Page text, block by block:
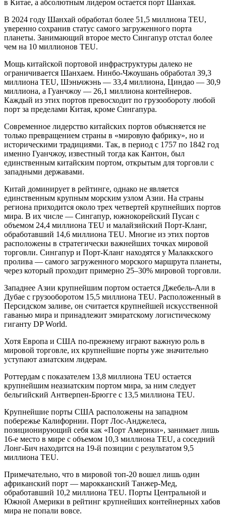
в Китае, а абсолютным лидером остается порт Шанхая.
В 2024 году Шанхай обработал более 51,5 миллиона TEU,
уверенно сохранив статус самого загруженного порта
планеты. Занимающий второе место Сингапур отстал более
чем на 10 миллионов TEU.
Мощь китайской портовой инфраструктуры далеко не
ограничивается Шанхаем. Нинбо-Чжоушань обработал 39,3
миллиона TEU, Шэньчжэнь — 33,4 миллиона, Циндао — 30,9
миллиона, а Гуанчжоу — 26,1 миллиона контейнеров.
Каждый из этих портов превосходит по грузообороту любой
порт за пределами Китая, кроме Сингапура.
Современное лидерство китайских портов объясняется не
только превращением страны в «мировую фабрику», но и
историческими традициями. Так, в период с 1757 по 1842 год
именно Гуанчжоу, известный тогда как Кантон, был
единственным китайским портом, открытым для торговли с
западными державами.
Китай доминирует в рейтинге, однако не является
единственным крупным морским узлом Азии. На страны
региона приходится около трех четвертей крупнейших портов
мира. В их числе — Сингапур, южнокорейский Пусан с
объемом 24,4 миллиона TEU и малайзийский Порт-Кланг,
обработавший 14,6 миллиона TEU. Многие из этих портов
расположены в стратегически важнейших точках мировой
торговли. Сингапур и Порт-Кланг находятся у Малаккского
пролива — самого загруженного морского маршрута планеты,
через который проходит примерно 25–30% мировой торговли.
Западнее Азии крупнейшим портом остается Джебель-Али в
Дубае с грузооборотом 15,5 миллиона TEU. Расположенный в
Персидском заливе, он считается крупнейшей искусственной
гаванью мира и принадлежит эмиратскому логистическому
гиганту DP World.
Хотя Европа и США по-прежнему играют важную роль в
мировой торговле, их крупнейшие порты уже значительно
уступают азиатским лидерам.
Роттердам с показателем 13,8 миллиона TEU остается
крупнейшим неазиатским портом мира, за ним следует
бельгийский Антверпен-Брюгге с 13,5 миллиона TEU.
Крупнейшие порты США расположены на западном
побережье Калифорнии. Порт Лос-Анджелеса,
позиционирующий себя как «Порт Америки», занимает лишь
16-е место в мире с объемом 10,3 миллиона TEU, а соседний
Лонг-Бич находится на 19-й позиции с результатом 9,5
миллиона TEU.
Примечательно, что в мировой топ-20 вошел лишь один
африканский порт — марокканский Танжер-Мед,
обработавший 10,2 миллиона TEU. Порты Центральной и
Южной Америки в рейтинг крупнейших контейнерных хабов
мира не попали вовсе.